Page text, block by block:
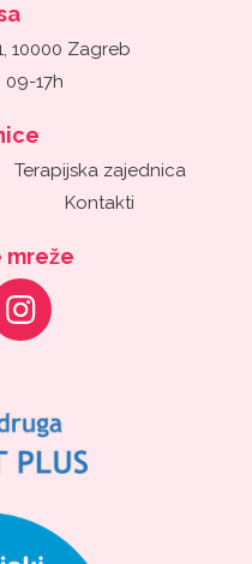
10000 Zagreb
09-17h
Terapijska zajednica
Kontakti
mreže